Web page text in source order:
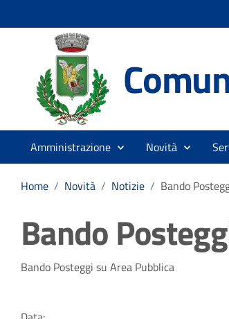
Amministrazione Novità
Home / Novità / Notizie / Bando
Bando
Dettagli della
Bando Posteggi su Area Pubblica